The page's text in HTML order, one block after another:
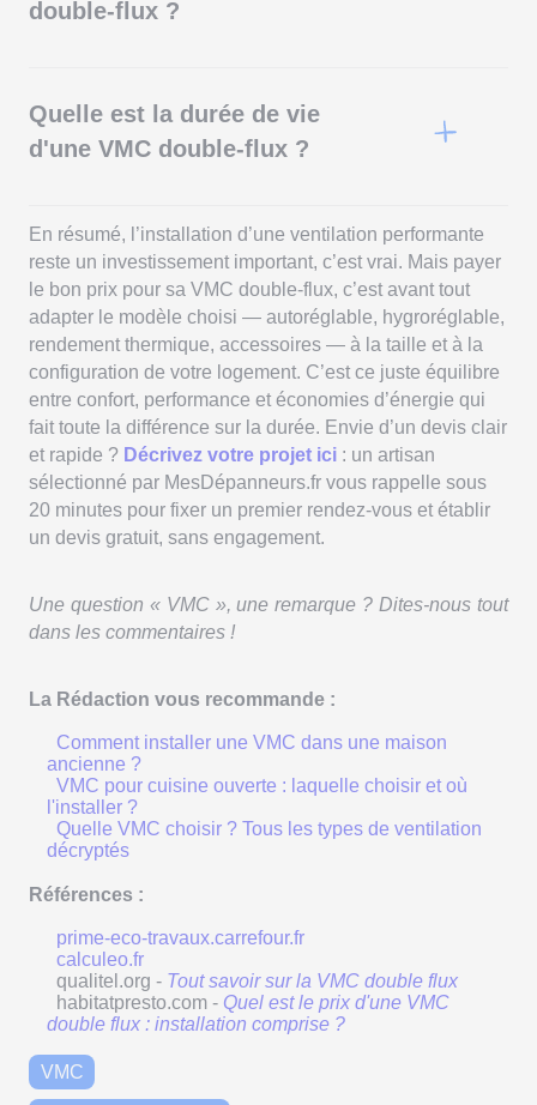
double-flux ?
l’accessibilité, et du temps nécessaire pour démonter
l’ancienne installation. Ce tarif n’inclut pas le prix de la
VMC elle-même.
Quelle est la durée de vie
d'une VMC double-flux ?
le nettoyage ou le remplacement des filtres, et de la
qualité de l’installation. Un bon entretien prolonge
nettement la durée de vie du système et garantit un
rendement optimal.
En résumé, l’installation d’une ventilation performante
reste un investissement important, c’est vrai. Mais payer
le bon prix pour sa VMC double-flux, c’est avant tout
adapter le modèle choisi — autoréglable, hygroréglable,
rendement thermique, accessoires — à la taille et à la
configuration de votre logement. C’est ce juste équilibre
entre confort, performance et économies d’énergie qui
fait toute la différence sur la durée. Envie d’un devis clair
et rapide ? Décrivez votre projet ici : un artisan
sélectionné par MesDépanneurs.fr vous rappelle sous
20 minutes pour fixer un premier rendez-vous et établir
un devis gratuit, sans engagement.
Une question « VMC », une remarque ? Dites-nous tout
dans les commentaires !
La Rédaction vous recommande :
Comment installer une VMC dans une maison
ancienne ?
VMC pour cuisine ouverte : laquelle choisir et où
l'installer ?
Quelle VMC choisir ? Tous les types de ventilation
décryptés
Références :
prime-eco-travaux.carrefour.fr
calculeo.fr
qualitel.org - Tout savoir sur la VMC double flux
habitatpresto.com - Quel est le prix d'une VMC
double flux : installation comprise ?
VMC